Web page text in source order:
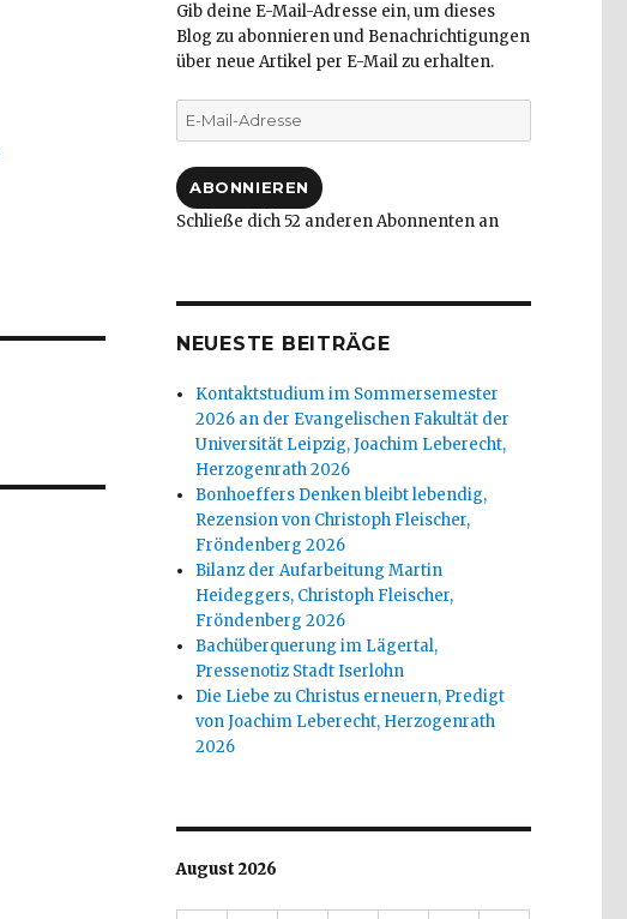
Gib deine E-Mail-Adresse ein, um dieses
Blog zu abonnieren und Benachrichtigungen
über neue Artikel per E-Mail zu erhalten.
E-
Mail-
ABONNIEREN
Schließe dich 52 anderen Abonnenten an
NEUESTE BEITRÄGE
Kontaktstudium im Sommersemester
2026 an der Evangelischen Fakultät der
Universität Leipzig, Joachim Leberecht,
Herzogenrath 2026
Bonhoeffers Denken bleibt lebendig,
Rezension von Christoph Fleischer,
Fröndenberg 2026
Bilanz der Aufarbeitung Martin
Heideggers, Christoph Fleischer,
Fröndenberg 2026
Bachüberquerung im Lägertal,
Pressenotiz Stadt Iserlohn
Die Liebe zu Christus erneuern, Predigt
von Joachim Leberecht, Herzogenrath
2026
August 2026